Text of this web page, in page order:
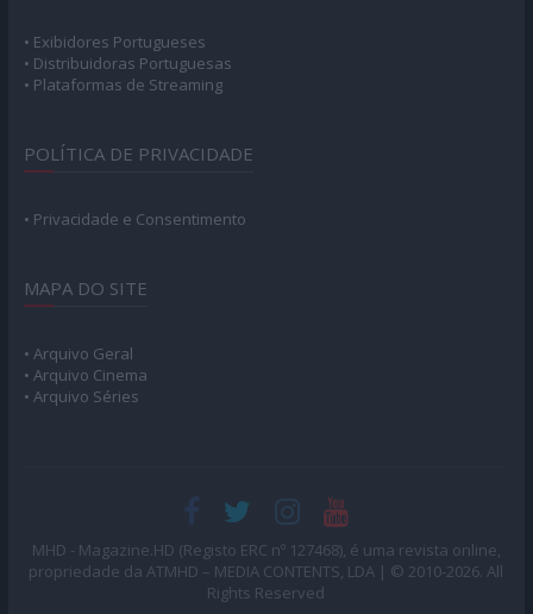
• Exibidores Portugueses
• Distribuidoras Portuguesas
• Plataformas de Streaming
POLÍTICA DE PRIVACIDADE
• Privacidade e Consentimento
MAPA DO SITE
• Arquivo Geral
• Arquivo Cinema
• Arquivo Séries
MHD - Magazine.HD (Registo ERC nº 127468), é uma revista online,
propriedade da ATMHD – MEDIA CONTENTS, LDA | © 2010-2026. All
Rights Reserved